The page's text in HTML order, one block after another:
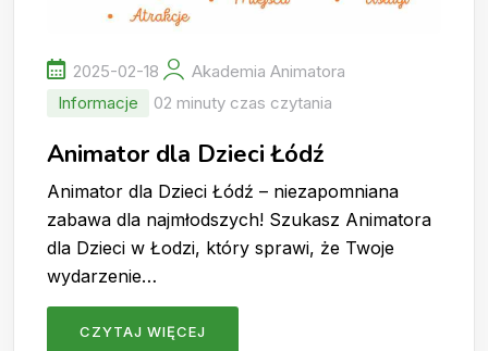
2025-02-18
Akademia Animatora
Informacje
02 minuty czas czytania
Animator dla Dzieci Łódź
Animator dla Dzieci Łódź – niezapomniana
zabawa dla najmłodszych! Szukasz Animatora
dla Dzieci w Łodzi, który sprawi, że Twoje
wydarzenie…
CZYTAJ WIĘCEJ